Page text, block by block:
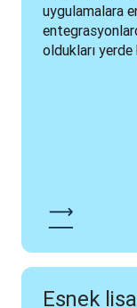
uygulamalara
oldukları
Esnek